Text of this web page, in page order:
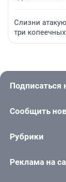
Слизни
три
Подписаться
Сообщить
Рубрики
Реклама на